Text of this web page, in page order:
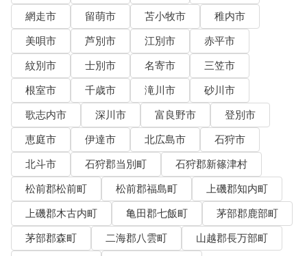
網走市 留萌市 苫小牧市
稚内市
美唄市
芦別市 江別市
赤平市
紋別市
士別市 名寄市
三笠市
根室市
千歳市 滝川市
砂川市
歌志内市
深川市 富良野市
登別市
恵庭市
伊達市 北広島市
石狩市
北斗市
石狩郡当別町
石狩郡新篠津村
松前郡松前町
松前郡福島町
上磯郡知内町
上磯郡木古内町
亀田郡七飯町
茅部郡鹿部町
茅部郡森町
二海郡八雲町
山越郡長万部町